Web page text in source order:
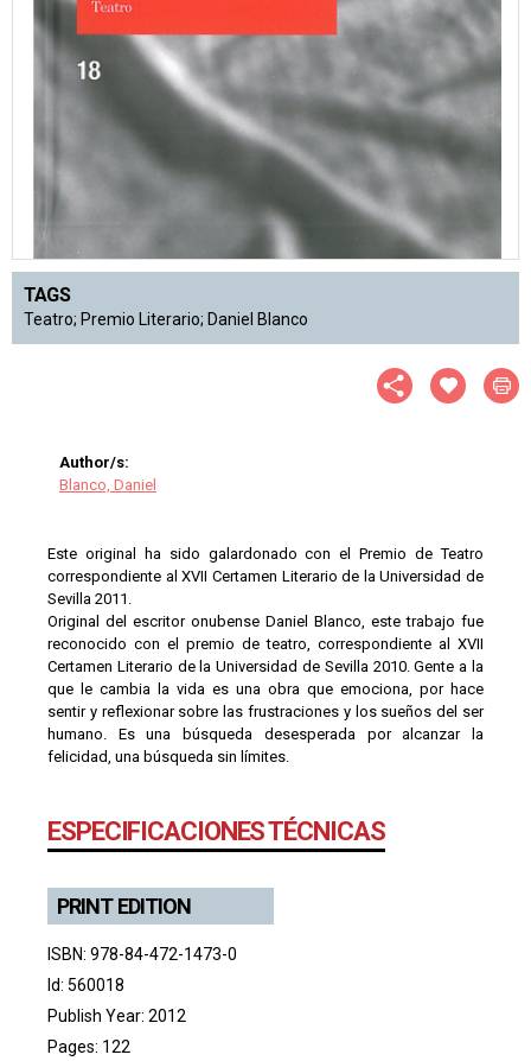
TAGS
Teatro; Premio Literario; Daniel Blanco
Author/s:
Blanco, Daniel
Este original ha sido galardonado con el Premio de Teatro
correspondiente al XVII Certamen Literario de la Universidad de
Sevilla 2011.
Original del escritor onubense Daniel Blanco, este trabajo fue
reconocido con el premio de teatro, correspondiente al XVII
Certamen Literario de la Universidad de Sevilla 2010. Gente a la
que le cambia la vida es una obra que emociona, por hace
sentir y reflexionar sobre las frustraciones y los sueños del ser
humano. Es una búsqueda desesperada por alcanzar la
felicidad, una búsqueda sin límites.
ESPECIFICACIONES TÉCNICAS
PRINT EDITION
ISBN: 978-84-472-1473-0
Id: 560018
Publish Year: 2012
Pages: 122